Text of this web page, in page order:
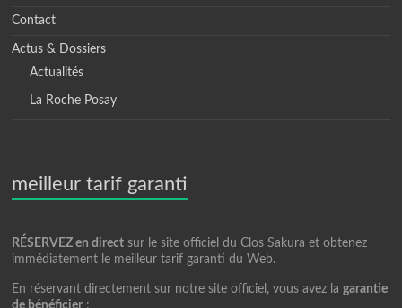
Contact
Actus & Dossiers
Actualités
La Roche Posay
meilleur tarif garanti
RÉSERVEZ en direct sur le site officiel du Clos Sakura et obtenez
immédiatement le meilleur tarif garanti du Web.
En réservant directement sur notre site officiel, vous avez lagarantie
de bénéficier :